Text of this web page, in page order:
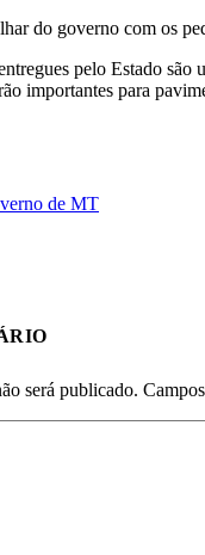
do governo com os
pelo Estado
importantes para
de MT
será publicado.